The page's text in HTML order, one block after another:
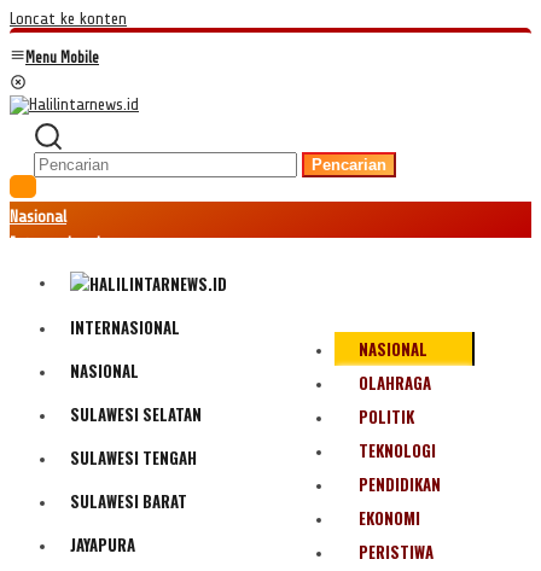
Loncat ke konten
Menu Mobile
Pencarian
Nasional
Internasional
Politik
Olahraga
Bencana Alam
INTERNASIONAL
NASIONAL
SULAWESI SELATAN
SULAWESI TENGAH
SULAWESI BARAT
JAYAPURA
NASIONAL
OLAHRAGA
POLITIK
TEKNOLOGI
PENDIDIKAN
EKONOMI
PERISTIWA